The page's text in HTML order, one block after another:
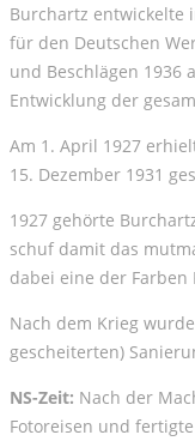
Burchartz entwickelte
für den Deutschen
und Beschlägen
Entwicklung der
Am 1. April 1927
15. Dezember 1931
1927 gehörte
schuf damit das
dabei eine der Farben
Nach dem Krieg
gescheiterten)
NS-Zeit: Nach der
Fotoreisen und